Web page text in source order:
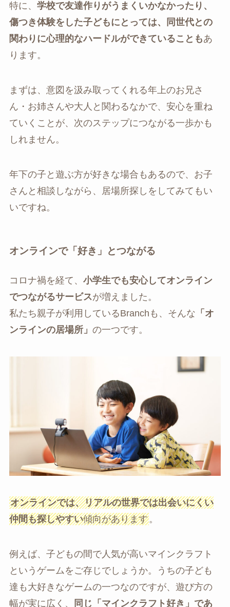
特に、 学校で友達作りがうまくいかなかったり、
傷つき体験をした子どもにとっては、同世代との
関わりに心理的なハードルができていることもあ
ります。
まずは、意図を汲み取ってくれる年上のお兄さ
ん・お姉さんや大人と関わるなかで、安心を重ね
ていくことが、次のステップにつながる一歩かも
しれません。
年下の子と遊ぶ方が好きな場合もあるので、お子
さんと相談しながら、居場所探しをしてみてもい
いですね。
オンラインで「好き」とつながる
コロナ禍を経て、 小学生でも安心してオンライン
でつながるサービスが増えました。
私たち親子が利用しているBranchも、そんな 「オ
ンラインの居場所」 の一つです。
オンラインでは、リアルの世界では出会いにくい
仲間も探しやすい傾向があります。
例えば、子どもの間で人気が高いマインクラフト
というゲームをご存じでしょうか。うちの子ども
達も大好きなゲームの一つなのですが、遊び方の
幅が実に広く、
同じ「マインクラフト好き」であ